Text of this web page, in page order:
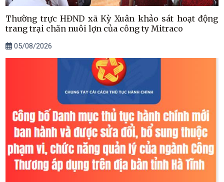
Thường trực HĐND xã Kỳ Xuân khảo sát hoạt động
trang trại chăn nuôi lợn của công ty Mitraco
05/08/2026